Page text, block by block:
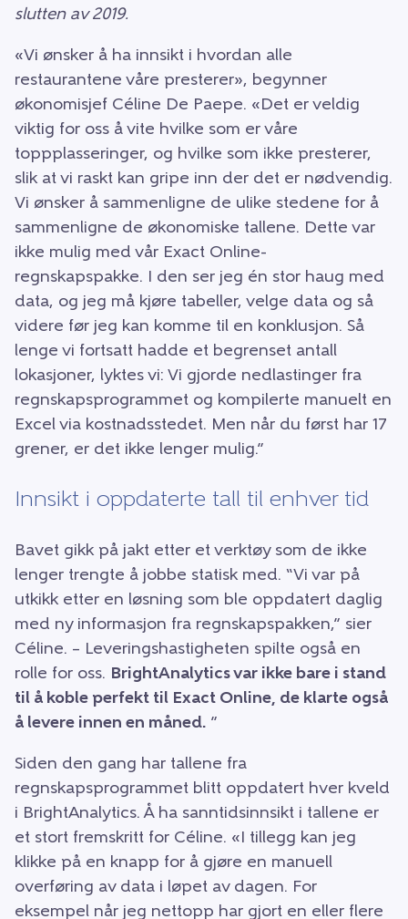
slutten av 2019.
«Vi ønsker å ha innsikt i hvordan alle
restaurantene våre presterer», begynner
økonomisjef Céline De Paepe. «Det er veldig
viktig for oss å vite hvilke som er våre
toppplasseringer, og hvilke som ikke presterer,
slik at vi raskt kan gripe inn der det er nødvendig.
Vi ønsker å sammenligne de ulike stedene for å
sammenligne de økonomiske tallene. Dette var
ikke mulig med vår Exact Online-
regnskapspakke. I den ser jeg én stor haug med
data, og jeg må kjøre tabeller, velge data og så
videre før jeg kan komme til en konklusjon. Så
lenge vi fortsatt hadde et begrenset antall
lokasjoner, lyktes vi: Vi gjorde nedlastinger fra
regnskapsprogrammet og kompilerte manuelt en
Excel via kostnadsstedet. Men når du først har 17
grener, er det ikke lenger mulig.”
Innsikt i oppdaterte tall til enhver tid
Bavet gikk på jakt etter et verktøy som de ikke
lenger trengte å jobbe statisk med. “Vi var på
utkikk etter en løsning som ble oppdatert daglig
med ny informasjon fra regnskapspakken,” sier
Céline. – Leveringshastigheten spilte også en
rolle for oss. BrightAnalytics var ikke bare i stand
til å koble perfekt til Exact Online, de klarte også
å levere innen en måned. ”
Siden den gang har tallene fra
regnskapsprogrammet blitt oppdatert hver kveld
i BrightAnalytics. Å ha sanntidsinnsikt i tallene er
et stort fremskritt for Céline. «I tillegg kan jeg
klikke på en knapp for å gjøre en manuell
overføring av data i løpet av dagen. For
eksempel når jeg nettopp har gjort en eller flere